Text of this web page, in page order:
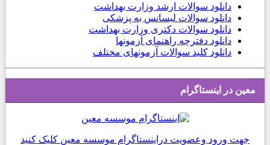
دانلود سوالات ارشد وزارت بهداشت
دانلود سوالات لیسانس به پزشکی
دانلود سوالات دکتری وزارت بهداشت
دانلود دفترچه راهنمای آزمونها
دانلود کلید سوالات آزمونهای مختلف
معین در اینستاگرام
جهت ورود وعضویت دراینستاگرام موسسه معین کلیک کنید